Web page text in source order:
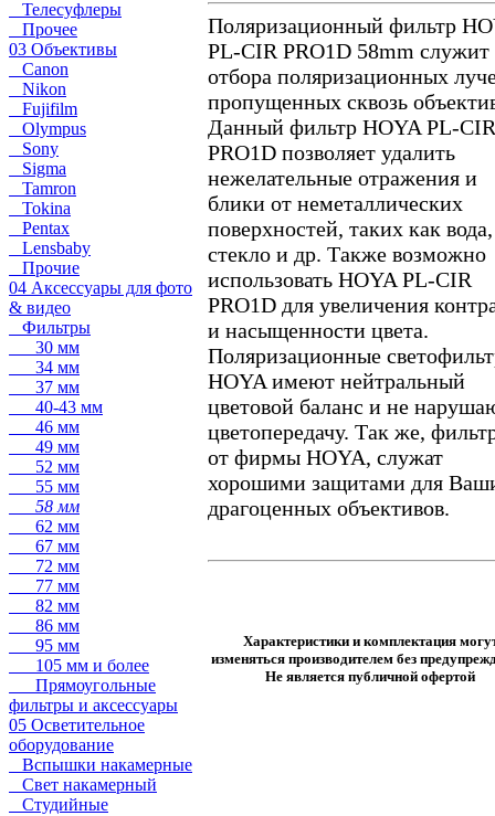
Телесуфлеры
Прочее
03 Объективы
Canon
Nikon
Fujifilm
Olympus
Sony
Sigma
Tamron
Tokina
Pentax
Lensbaby
Прочие
04 Аксессуары для фото
& видео
Фильтры
30 мм
34 мм
37 мм
40-43 мм
46 мм
49 мм
52 мм
55 мм
58 мм
62 мм
67 мм
72 мм
77 мм
82 мм
86 мм
95 мм
105 мм и более
Прямоугольные
фильтры и аксессуары
05 Осветительное
оборудование
Вспышки накамерные
Свет накамерный
Студийные
Поляризационный фильтр
PL-CIR PRO1D 58mm служит
отбора поляризационных
пропущенных сквозь
Данный фильтр HOYA PL-CIR
PRO1D позволяет удалить
нежелательные отражения и
блики от неметаллических
поверхностей, таких как вода,
стекло и др. Также возможно
использовать HOYA PL-CIR
PRO1D для увеличения
и насыщенности цвета.
Поляризационные
HOYA имеют нейтральный
цветовой баланс и не
цветопередачу. Так же,
от фирмы HOYA, служат
хорошими защитами для
драгоценных объективов.
Характеристики и комплектация
изменяться производителем без
Не является публичной офертой